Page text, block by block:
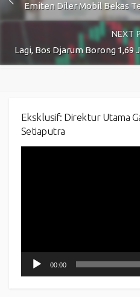
Emiten Diler Mobil Bekas
NEXT
Lagi, Bos Djarum Borong 1,69
Eksklusif: Direktur Utama
Setiaputra
00:00